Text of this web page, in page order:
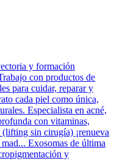
y formación
con productos de
para cuidar, reparar y
cada piel como única,
Especialista en acné,
con vitaminas,
sin cirugía) ¡renueva
Exosomas de última
y